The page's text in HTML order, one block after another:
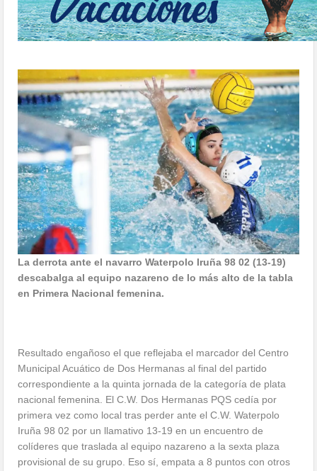
La derrota ante el navarro Waterpolo Iruña 98 02 (13-19)
descabalga al equipo nazareno de lo más alto de la tabla
en Primera Nacional femenina.
Resultado engañoso el que reflejaba el marcador del Centro
Municipal Acuático de Dos Hermanas al final del partido
correspondiente a la quinta jornada de la categoría de plata
nacional femenina. El C.W. Dos Hermanas PQS cedía por
primera vez como local tras perder ante el C.W. Waterpolo
Iruña 98 02 por un llamativo 13-19 en un encuentro de
colíderes que traslada al equipo nazareno a la sexta plaza
provisional de su grupo. Eso sí, empata a 8 puntos con otros